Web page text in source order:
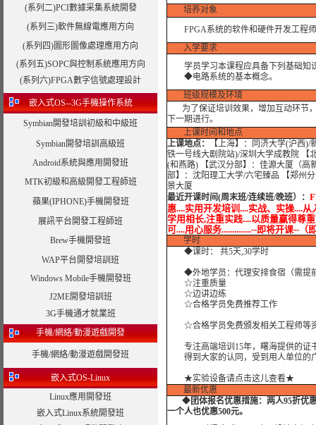
(系列二)PCI數據采集系統開發
(系列三)軟件無線電應用方向
(系列四)圖形圖像處理應用方向
(系列五)SOPC與控制系統應用方向
(系列六)FPGA數字信號處理設計
嵌入式OS--3G手機操作系統
Symbian開發培訓初級和中級班
Symbian開發培訓高級班
Android系統與應用開發班
MTK初級和高級開發工程師班
蘋果(IPHONE)手機開發班
展訊平台開發工程師班
Brew手機開發班
WAP平台開發培訓班
Windows Mobile手機開發班
J2ME開發培訓班
3G手機通才就業班
手機/網絡/動漫遊戲開發
手機/網絡/動漫遊戲開發班
嵌入式OS-Linux
Linux應用開發班
嵌入式Linux系統開發班
培养对象
FPGA系统的软件和硬件开发工程师
入学要求
学员学习本课程应具备下列基础知
◆电路系统的基本概念。
班级规模及环境
为了保证培训效果，增加互动环节，
下一期进行。
上课时间和地点
上课地点：
【上海】：同济大学(沪西
铁一号线大剧院站)/深圳大学成教院 【
(和燕路) 【武汉分部】：佳源大厦（高
部】：沈阳理工大学/六宅臻品 【郑州
景大厦
最近开课时间(周末班/连续班/晚班）
：
惠....实用开发培训....实战、实操....
学用相长,注重实践....以质量赢得尊
可....用心服务..............--即将开课--（
学时
◆课时： 共5天,30学时
◆外地学员：代理安排食宿（需提
☆注重质量
☆边讲边练
☆合格学员免费推荐工作
☆合格学员免费颁发相关工程师等
专注高端培训15年，曙海提供的证
得到大家的认同，受到用人单位的
★实验设备请点击这儿查看★
最新优惠
◆团体报名优惠措施： 两人95折优
一个人也优惠500元。